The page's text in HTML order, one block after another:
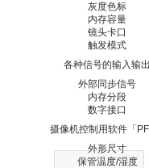
灰度色标
内存容量
镜头卡口
触发模式
各种信号的输入输出
外部同步信号
内存分段
数字接口
摄像机控制用软件「
外形尺寸
保管温度/湿度